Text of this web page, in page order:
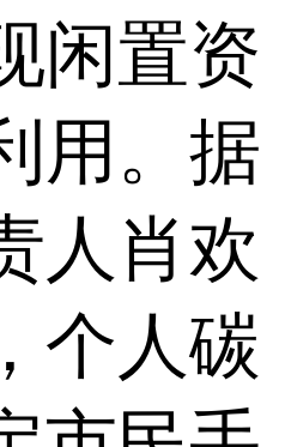
闲置资
用。据
人肖欢
个人碳